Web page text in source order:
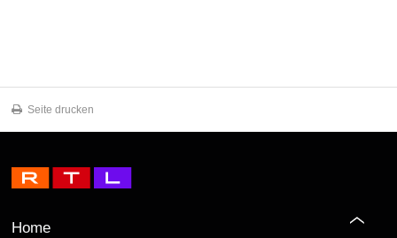
Seite drucken
Home